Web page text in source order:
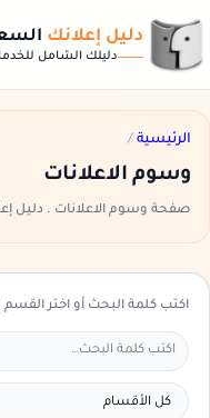
دليل إعلانك
دليلك الشامل
الرئيسية /
وسوم الاعلانات
صفحة وسوم الاعلانات . دليل
اكتب كلمة البحث أو اختر القسم